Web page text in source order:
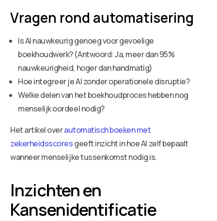
Vragen rond automatisering
Is AI nauwkeurig genoeg voor gevoelige
boekhoudwerk? (Antwoord: Ja, meer dan 95%
nauwkeurigheid, hoger dan handmatig)
Hoe integreer je AI zonder operationele disruptie?
Welke delen van het boekhoudproces hebben nog
menselijk oordeel nodig?
Het artikel overautomatisch boeken met
zekerheidsscoresgeeft inzicht in hoe AI zelf bepaalt
wanneer menselijke tussenkomst nodig is.
Inzichten en
Kansenidentificatie